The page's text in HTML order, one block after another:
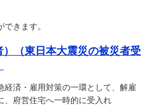
きます。
（東日本大震災の被災者受
済・雇用対策の一環として、解雇
、府営住宅へ一時的に受入れ